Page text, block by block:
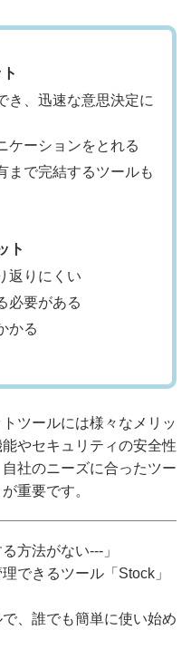
き、迅速な意思決定に
ケーションをとれる
まで完結するツールも
ト
返りにくい
必要がある
かる
ツールには様々なメリッ
やセキュリティの安全性
社のニーズに合ったツー
重要です。
方法がない---」
できるツール「Stock」
、誰でも簡単に使い始め